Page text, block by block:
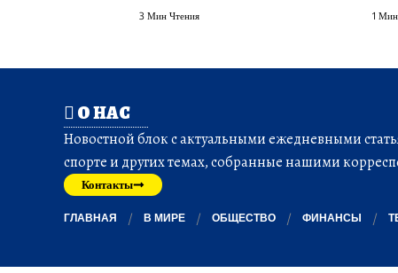
3 Мин Чтения 1
О НАС
Новостной блок с актуальными ежедневными
спорте и других темах, собранные нашими
Контакты
ГЛАВНАЯ В МИРЕ ОБЩЕСТВО ФИНАНСЫ